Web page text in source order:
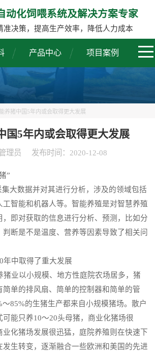
动化饲喂系统及解决方案专家
准决策，提高生产效率，降低人力成本
产品中心 项目案例
养猪中国5年内或会取得更大发展
国5年内或会取得更大发展
理员 发布时间：2020-12-08
”
数据并对其进行分析，涉及的领域包括
工智能和机器人等。智能养殖是对智慧养殖
，即对获取的信息进行分析、预测，比如分
断是不是温度、营养等因素导致了相关问
中取得了重大发展
业以小规模、地方性庭院农场居多，猪
简单的排风扇、简单的控制器和简单的管
85%的生猪生产都来自小规模猪场。散户
可能只养10～20头母猪，商业化猪场很
业化猪场发展很迅猛，庭院养殖则在快速下
发生转变，逐渐融合一些欧洲和美国的先进